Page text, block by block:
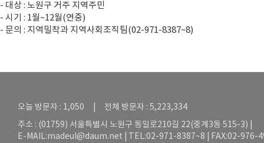
- 대상 : 노원구 거주 지역주민
- 시기 : 1월~12월(연중)
- 문의 : 지역밀착과 지역사회조직팀(02-971-8387~8)
오늘 방문자 : 1,050 | 전체 방문자 : 5,223,334
주소 : (01759) 서울특별시 노원구 동일로210길 22(중계3동 515-3) |
E-MAIL:madeul@daum.net | TEL:02-971-8387~8 | FAX:02-976-